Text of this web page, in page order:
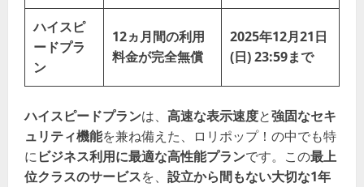
ハイスピ
ードプラ
ン
12ヵ月間の利用
料金が完全無償
2025年12月21日
(日) 23:59まで
ハイスピードプランは、 高速な表示速度と強固なセキ
ュリティ機能を兼ね備えた、ロリポップ！の中でも特
にビジネス利用に最適な高性能プランです。この最上
位クラスのサービスを、 設立から間もない大切な1年